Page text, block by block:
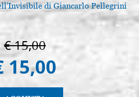
di Giancarlo Pellegrini
€ 15,00
15,00